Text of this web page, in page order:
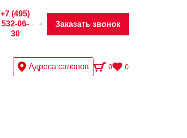
+7 (495)
532-06-
30
Заказать звонок
Адреса салонов 0 0